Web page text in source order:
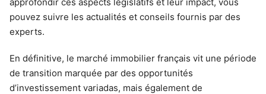
pouvez suivre les actualités et conseils fournis par des
experts.
En définitive, le marché immobilier français vit une période
de transition marquée par des opportunités
d’investissement variadas, mais également de